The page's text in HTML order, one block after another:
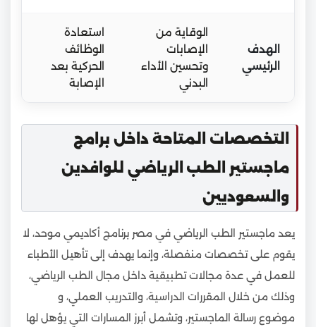
الهدف
الرئيسي
الوقاية من
الإصابات
وتحسين الأداء
البدني
استعادة
الوظائف
الحركية بعد
الإصابة
التخصصات المتاحة داخل برامج
ماجستير الطب الرياضي للوافدين
والسعوديين
يعد ماجستير الطب الرياضي في مصر برنامج أكاديمي موحد، لا
يقوم على تخصصات منفصلة، وإنما يهدف إلى تأهيل الأطباء
للعمل في عدة مجالات تطبيقية داخل مجال الطب الرياضي،
وذلك من خلال المقررات الدراسية، والتدريب العملي، و
موضوع رسالة الماجستير، وتشمل أبرز المسارات التي يؤهل لها